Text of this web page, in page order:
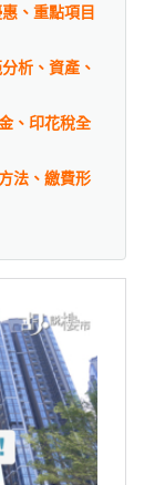
、重點項目
析、資產、
、印花稅全
法、繳費形